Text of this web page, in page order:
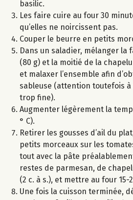
basilic.
Les faire cuire au four 30
qu’elles ne noircissent pas.
Couper le beurre en petits
Dans un saladier, mélanger la
(80 g) et la moitié de la
et malaxer l’ensemble afin
sableuse (attention toutefois
trop fine).
Augmenter légèrement la
° C).
Retirer les gousses d’ail du
petits morceaux sur les
tout avec la pâte
restes de parmesan, de
(2 c. à s.), et mettre au four 15-
Une fois la cuisson terminée,